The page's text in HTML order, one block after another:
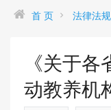
首 页 法律法规
《关于
动教养机